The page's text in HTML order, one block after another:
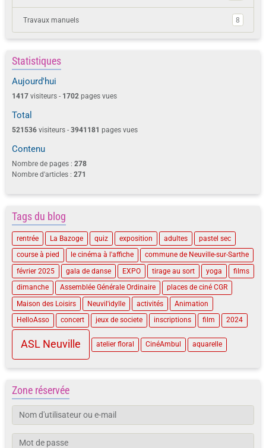
Travaux manuels 8
Statistiques
Aujourd'hui
1417 visiteurs - 1702 pages vues
Total
521536 visiteurs - 3941181 pages vues
Contenu
Nombre de pages : 278
Nombre d'articles : 271
Tags du blog
rentrée La Bazoge quiz exposition adultes
pastel sec
course à pied
le cinéma à l'affiche
commune de Neuville-sur-Sarthe
février 2025
gala de danse EXPO tirage au sort yoga
films
dimanche
Assemblée Générale Ordinaire
places de ciné CGR
Maison des Loisirs
Neuvil'idylle activités
Animation
HelloAsso
concert jeux de societe inscriptions film 2024
ASL Neuville atelier floral CinéAmbul aquarelle
Zone réservée